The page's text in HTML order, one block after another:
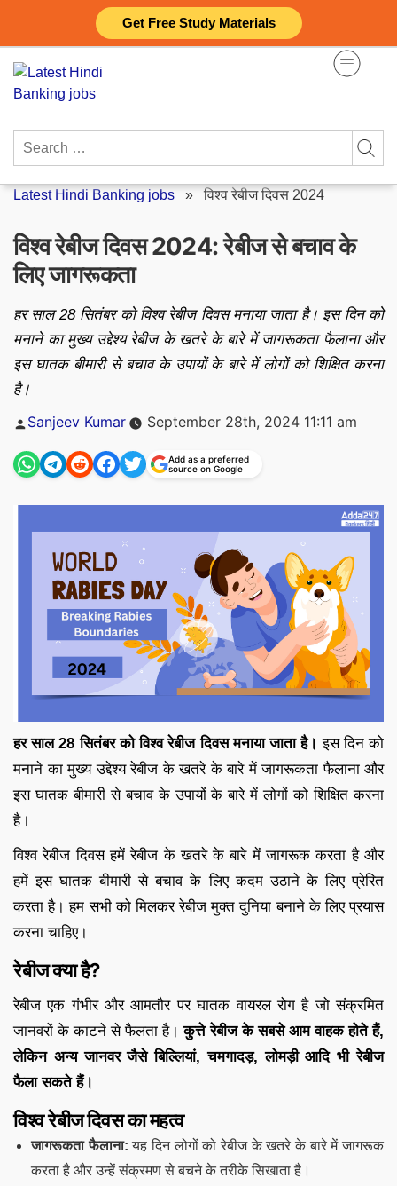
Get Free Study Materials
content
Search
Latest Hindi Banking jobs »विश्व रेबीज दिवस 2024
विश्व रेबीज दिवस 2024: रेबीज से बचाव के
लिए जागरूकता
हर साल 28 सितंबर को विश्व रेबीज दिवस मनाया जाता है। इस दिन को
मनाने का मुख्य उद्देश्य रेबीज के खतरे के बारे में जागरूकता फैलाना और
इस घातक बीमारी से बचाव के उपायों के बारे में लोगों को शिक्षित करना
है।
Posted
Sanjeev Kumar September 28th, 2024 11:11 am
Add as a preferred
source on Google
हर साल 28 सितंबर को विश्व रेबीज दिवस मनाया जाता है। इस दिन को
मनाने का मुख्य उद्देश्य रेबीज के खतरे के बारे में जागरूकता फैलाना और
इस घातक बीमारी से बचाव के उपायों के बारे में लोगों को शिक्षित करना
है।
विश्व रेबीज दिवस हमें रेबीज के खतरे के बारे में जागरूक करता है और
हमें इस घातक बीमारी से बचाव के लिए कदम उठाने के लिए प्रेरित
करता है। हम सभी को मिलकर रेबीज मुक्त दुनिया बनाने के लिए प्रयास
करना चाहिए।
रेबीज क्या है?
रेबीज एक गंभीर और आमतौर पर घातक वायरल रोग है जो संक्रमित
जानवरों के काटने से फैलता है।कुत्ते रेबीज के सबसे आम वाहक होते हैं,
लेकिन अन्य जानवर जैसे बिल्लियां, चमगादड़, लोमड़ी आदि भी रेबीज
फैला सकते हैं।
विश्व रेबीज दिवस का महत्व
जागरूकता फैलाना: यह दिन लोगों को रेबीज के खतरे के बारे में जागरूक
करता है और उन्हें संक्रमण से बचने के तरीके सिखाता है।